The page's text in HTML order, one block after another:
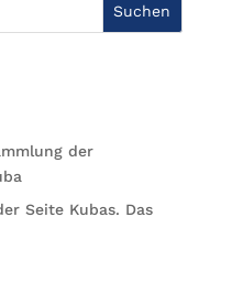
Suchen
der
Seite Kubas. Das